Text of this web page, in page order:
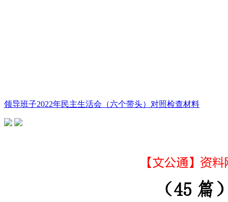
领导班子2022年民主生活会（六个带头）对照检查材料